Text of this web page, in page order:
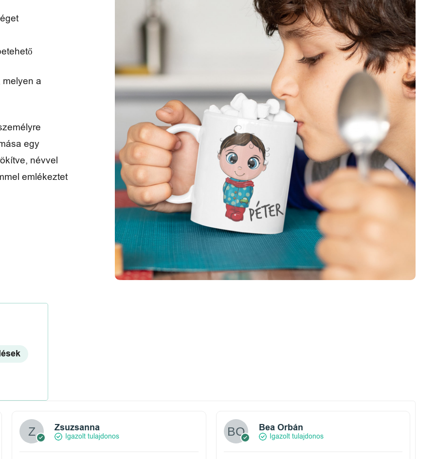
a
egy
névvel
emlékeztet
Zsuzsanna
Igazolt tulajdonos
Bea Orbán
Igazolt tulajdonos